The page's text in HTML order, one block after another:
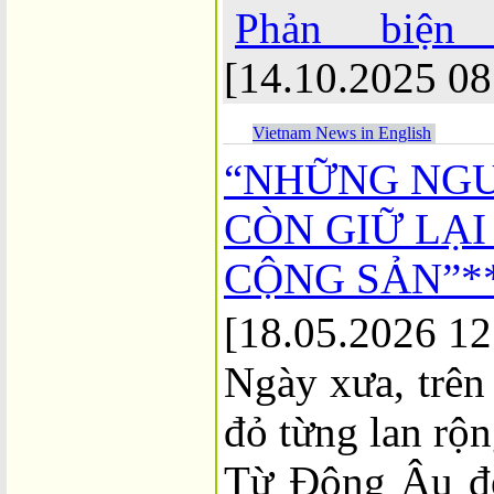
Phản
[14.10.2025
Vietnam News in English
“NHỮNG
CÒN GIỮ
CỘNG
[18.05.2026
Ngày xưa,
đỏ từng lan
Từ Đông Âu